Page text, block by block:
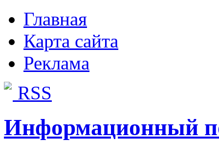
Главная
Карта сайта
Реклама
RSS
Информационный